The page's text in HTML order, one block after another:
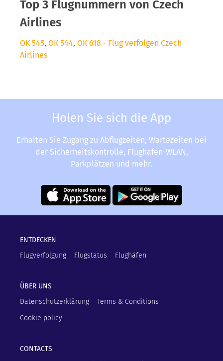
Top 3 Flugnummern von Czech
Airlines
OK 545, OK 544, OK 618 - Flug verfolgen Czech
Airlines
Holen Sie sich die App
Erhalten Sie Zugang zu Abflugzeiten, Wartezeiten bei
der Sicherheitskontrolle, Flughafen-WLAN,
Parkplätzen und mehr.
ENTDECKEN
Flugverfolgung
Flugstatus Flughäfen
ÜBER UNS
Datenschutzerklärung
Terms & Conditions
Cookie policy
CONTACTS